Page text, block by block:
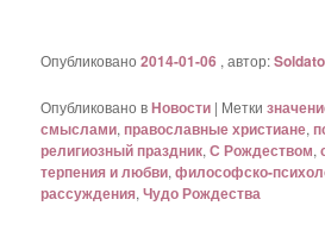
Опубликовано2014-01-06 , автор:
Опубликовано вНовости | Метки
смыслами, православные христиане,
религиозный праздник,С Рождеством,
терпения и любви,философско-
рассуждения,Чудо Рождества